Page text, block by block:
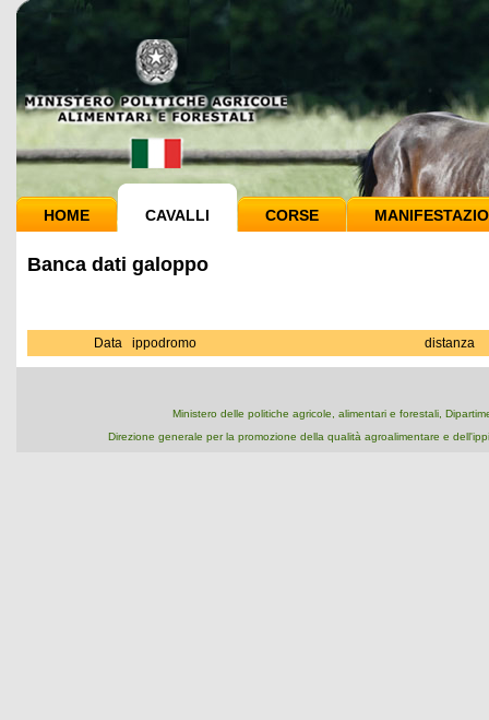
HOME CAVALLI CORSE
Banca dati galoppo
Data ippodromo distanza
Ministero delle politiche agricole, alimentari e forestali,
Direzione generale per la promozione della qualità agroalimentare e